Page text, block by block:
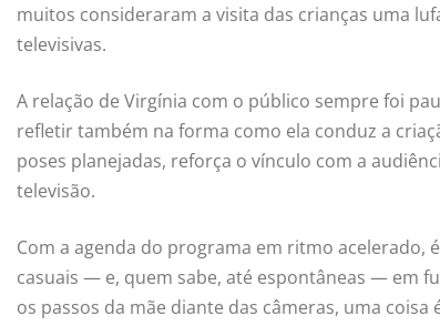
muitos consideraram a visita das crianças uma
televisivas.
A relação de Virgínia com o público sempre foi
refletir também na forma como ela conduz a
poses planejadas, reforça o vínculo com a
televisão.
Com a agenda do programa em ritmo acelerado,
casuais — e, quem sabe, até espontâneas — em
os passos da mãe diante das câmeras, uma